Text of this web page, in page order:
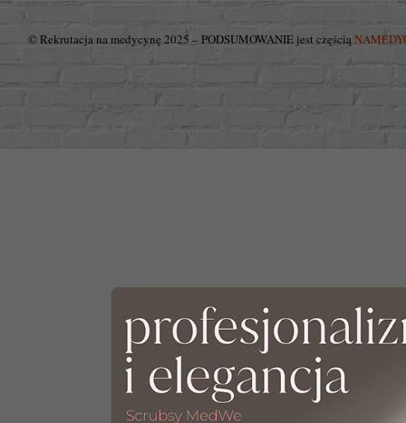
© Rekrutacja na medycynę 2025 – PODSUMOWANIE jest częścią